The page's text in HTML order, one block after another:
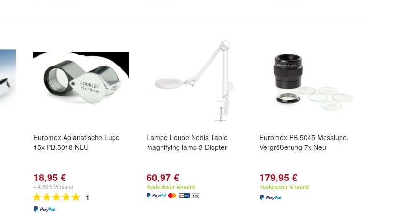
Euromex Aplanatische Lupe
15x PB.5018 NEU
18,95 €
+ 4,90 € Versand
1
Lampe Loupe Nedis Table
magnifying lamp 3 Diopter
60,97 €
Kostenloser Versand
Euromex PB.5045 Messlupe,
Vergrößerung 7x Neu
179,95 €
Kostenloser Versand